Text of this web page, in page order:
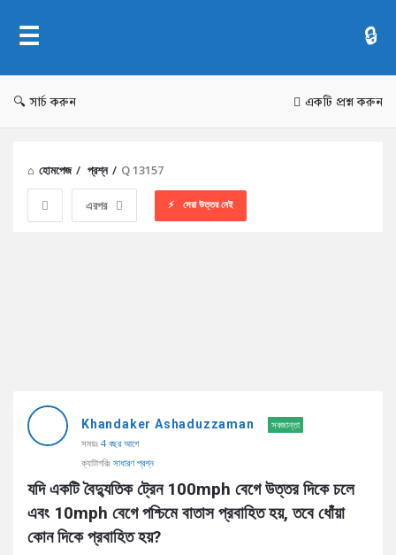
সার্চ করুন একটি প্রশ্ন করুন
হোমপেজ / প্রশ্ন / Q 13157
এরপর সেরা উত্তর নেই
AddaBuzz.net
Latest
Khandaker Ashaduzzaman
সবজান্তা
সময়ঃ 4 বছর আগে
ক্যাটাগরিঃ সাধারণ প্রশ্ন
যদি একটি বৈদ্যুতিক ট্রেন 100mph বেগে উত্তর দিকে চলে
এবং 10mph বেগে পশ্চিমে বাতাস প্রবাহিত হয়, তবে ধোঁয়া
কোন দিকে প্রবাহিত হয়?